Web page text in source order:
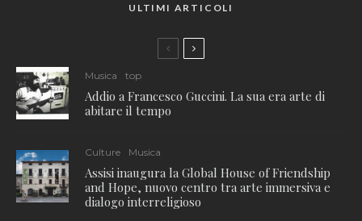
ULTIMI ARTICOLI
Musica top
Addio a Francesco Guccini. La sua era arte di
abitare il tempo
Culture Musica
Assisi inaugura la Global House of Friendship
and Hope, nuovo centro tra arte immersiva e
dialogo interreligioso